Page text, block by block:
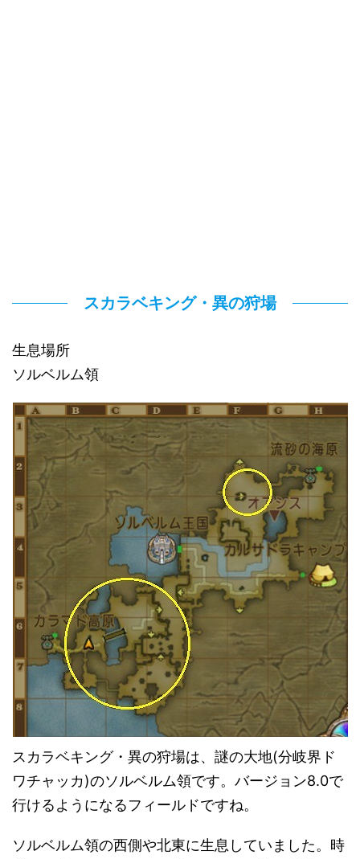
スカラベキング・異の狩場
生息場所
ソルベルム領
スカラベキング・異の狩場は、謎の大地(分岐界ド
ワチャッカ)のソルベルム領です。バージョン8.0で
行けるようになるフィールドですね。
ソルベルム領の西側や北東に生息していました。時